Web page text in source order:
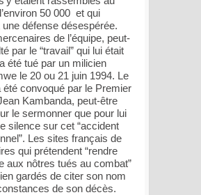
50 000 et qui
une défense désespérée.
de l’équipe, peut-
par le “travail” qui lui était
été tué par un milicien
le 20 ou 21 juin 1994. Le
été convoqué par le Premier
Kambanda, peut-être
le sermonner que pour lui
silence sur cet “accident
Les sites français de
qui prétendent “rendre
aux nôtres tués au combat”
gardés de citer son nom
de son décès.